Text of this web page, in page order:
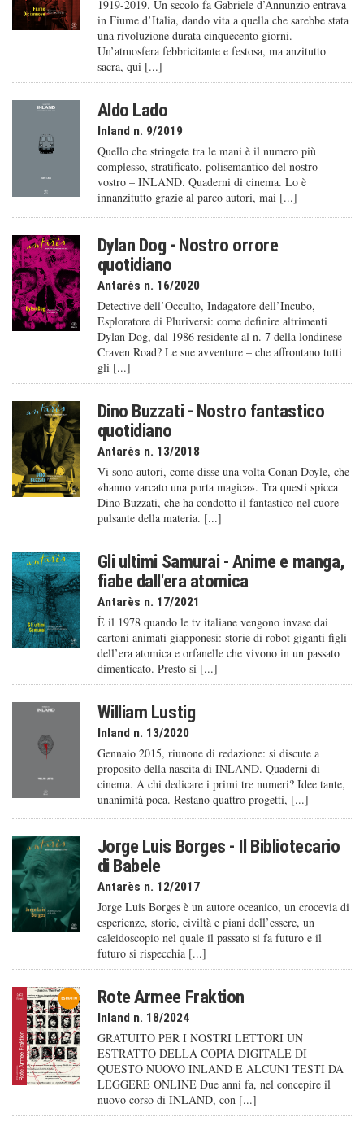
1919-2019. Un secolo fa Gabriele d’Annunzio entrava
in Fiume d’Italia, dando vita a quella che sarebbe stata
una rivoluzione durata cinquecento giorni.
Un’atmosfera febbricitante e festosa, ma anzitutto
sacra, qui [...]
Aldo Lado
Inland n. 9/2019
Quello che stringete tra le mani è il numero più
complesso, stratificato, polisemantico del nostro –
vostro – INLAND. Quaderni di cinema. Lo è
innanzitutto grazie al parco autori, mai [...]
Dylan Dog - Nostro orrore
quotidiano
Antarès n. 16/2020
Detective dell’Occulto, Indagatore dell’Incubo,
Esploratore di Pluriversi: come definire altrimenti
Dylan Dog, dal 1986 residente al n. 7 della londinese
Craven Road? Le sue avventure – che affrontano tutti
gli [...]
Dino Buzzati - Nostro fantastico
quotidiano
Antarès n. 13/2018
Vi sono autori, come disse una volta Conan Doyle, che
«hanno varcato una porta magica». Tra questi spicca
Dino Buzzati, che ha condotto il fantastico nel cuore
pulsante della materia. [...]
Gli ultimi Samurai - Anime e manga,
fiabe dall'era atomica
Antarès n. 17/2021
È il 1978 quando le tv italiane vengono invase dai
cartoni animati giapponesi: storie di robot giganti figli
dell’era atomica e orfanelle che vivono in un passato
dimenticato. Presto si [...]
William Lustig
Inland n. 13/2020
Gennaio 2015, riunone di redazione: si discute a
proposito della nascita di INLAND. Quaderni di
cinema. A chi dedicare i primi tre numeri? Idee tante,
unanimità poca. Restano quattro progetti, [...]
Jorge Luis Borges - Il Bibliotecario
di Babele
Antarès n. 12/2017
Jorge Luis Borges è un autore oceanico, un crocevia di
esperienze, storie, civiltà e piani dell’essere, un
caleido­scopio nel quale il passato si fa futuro e il
futuro si rispecchia [...]
Rote Armee Fraktion
Inland n. 18/2024
GRATUITO PER I NOSTRI LETTORI UN
ESTRATTO DELLA COPIA DIGITALE DI
QUESTO NUOVO INLAND E ALCUNI TESTI DA
LEGGERE ONLINE Due anni fa, nel concepire il
nuovo corso di INLAND, con [...]